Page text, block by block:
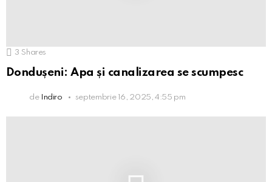
3 Shares
Dondușeni: Apa și canalizarea se scumpesc
de Indiro septembrie 16, 2025, 4:55 pm